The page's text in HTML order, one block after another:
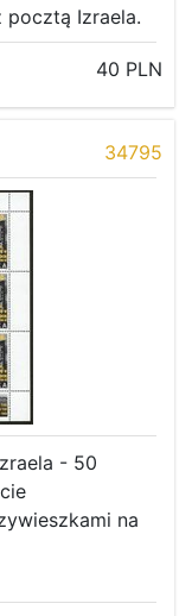
pocztą Izraela.
40 PLN
34795
- 50
na